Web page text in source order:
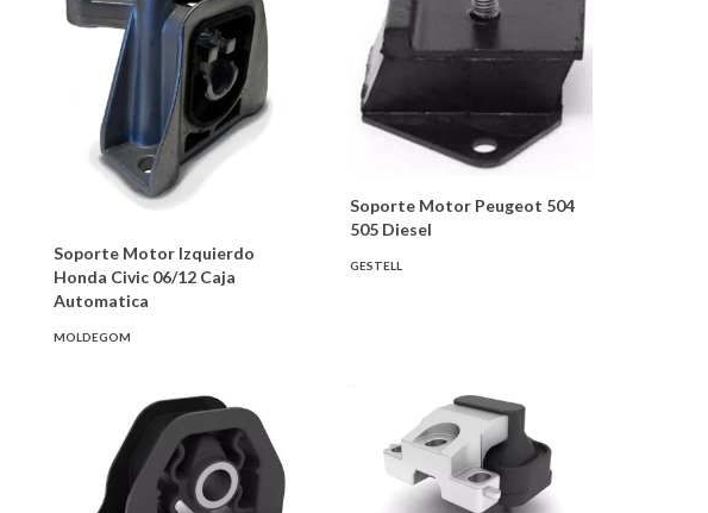
Soporte Motor Izquierdo
Honda Civic 06/12 Caja
Automatica
MOLDEGOM
Soporte Motor Peugeot 504
505 Diesel
GESTELL